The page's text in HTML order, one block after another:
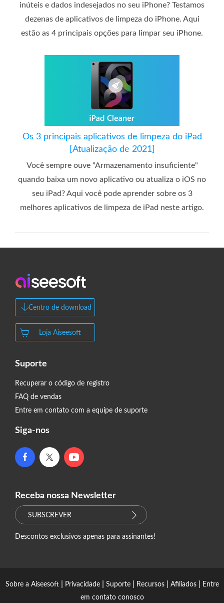
inúteis e dados indesejados no seu iPhone? Testamos
dezenas de aplicativos de limpeza do iPhone. Aqui
estão as 4 principais opções para limpar seu iPhone.
Os 3 principais aplicativos de limpeza do iPad
[Atualização de 2021]
Você sempre ouve "Armazenamento insuficiente"
quando baixa um novo aplicativo ou atualiza o iOS no
seu iPad? Aqui você pode aprender sobre os 3
melhores aplicativos de limpeza de iPad neste artigo.
Centro de download
Loja Aiseesoft
Suporte
Recuperar o código de registro
FAQ de vendas
Entre em contato com a equipe de suporte
Siga-nos
Receba nossa Newsletter
SUBSCREVER
Descontos exclusivos apenas para assinantes!
Sobre a Aiseesoft| Privacidade| Suporte| Recursos| Afiliados|
Entre
em contato conosco